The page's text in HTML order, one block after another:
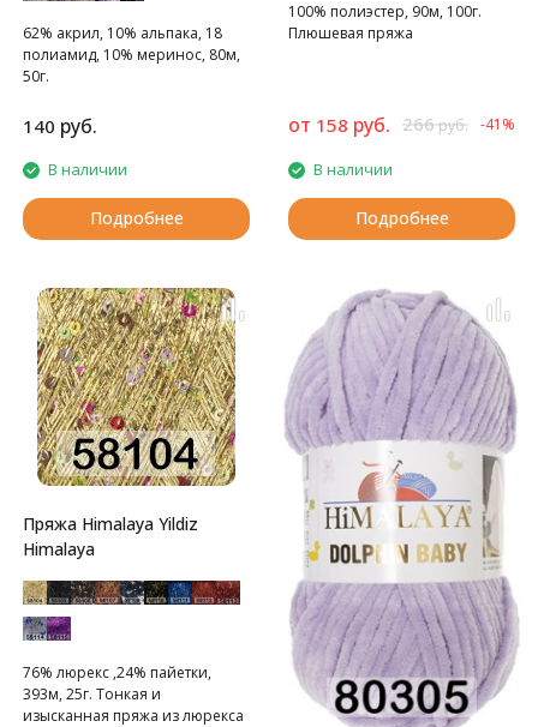
62% акрил, 10% альпака, 18
полиамид, 10% меринос, 80м,
50г.
140 руб.
В наличии
Подробнее
100% полиэстер, 90м, 100г.
Плюшевая пряжа
от 158 руб. 266руб. -41%
В наличии
Подробнее
Пряжа Himalaya Yildiz
Himalaya
76% люрекс ,24% пайетки,
393м, 25г. Тонкая и
изысканная пряжа из люрекса